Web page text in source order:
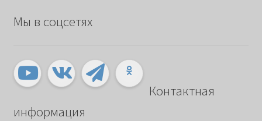
Мы в соцсетях
Контактная
информация